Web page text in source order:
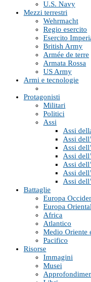
U.S. Navy
Mezzi terrestri
Wehrmacht
Regio esercito
Esercito
British Army
Armée de terre
Armata Rossa
US Army
Armi e tecnologie
Protagonisti
Militari
Politici
Assi
Assi
Assi
Assi
Assi
Assi
Assi
Assi
Battaglie
Europa
Europa
Africa
Atlantico
Medio Oriente
Pacifico
Risorse
Immagini
Musei